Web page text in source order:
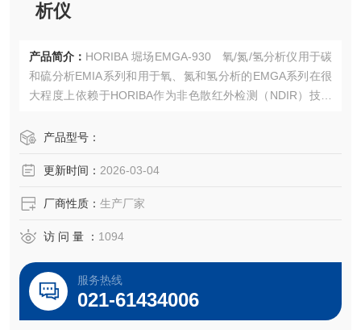
析仪
产品简介： HORIBA 堀场EMGA-930 氧/氮/氢分析仪用于碳
和硫分析EMIA系列和用于氧、氮和氢分析的EMGA系列在很
大程度上依赖于HORIBA作为非色散红外检测（NDIR）技术
产品型号：
更新时间： 2026-03-04
厂商性质： 生产厂家
访 问 量 ： 1094
服务热线
021-61434006